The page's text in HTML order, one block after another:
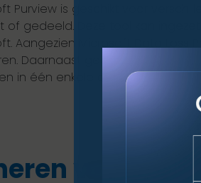
Purview is geschikt voor
of gedeeld. Deze tool kan
Aangezien Microsoft Data
Daarnaast geeft het je de
in één enkele oplossing.
van